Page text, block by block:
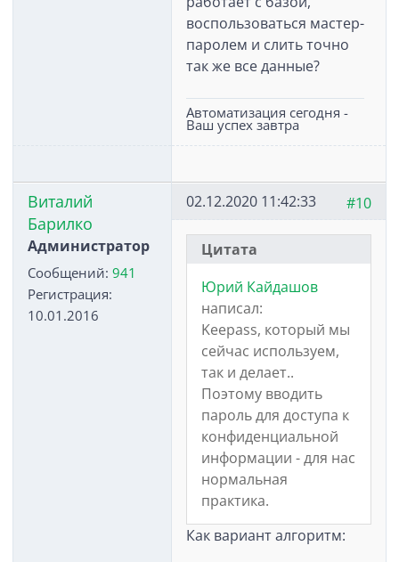
воспользоваться мастер-
паролем и слить точно
так же все данные?
Автоматизация сегодня -
Ваш успех завтра
Виталий
Барилко
Администратор
Сообщений: 941
Регистрация:
10.01.2016
#10
02.12.2020 11:42:33
Цитата
Юрий Кайдашов
написал:
Keepass, который мы
сейчас используем,
так и делает..
Поэтому вводить
пароль для доступа к
конфиденциальной
информации - для нас
нормальная
практика.
Как вариант алгоритм: